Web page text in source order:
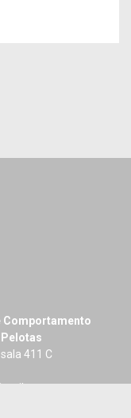
Comportamento
411 C